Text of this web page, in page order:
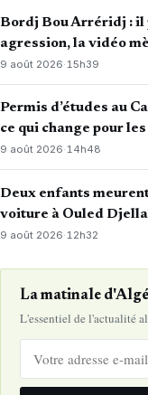
Bordj Bou Arréridj : il
agression, la vidéo
9 août 2026·15h39
Permis d’études au
ce qui change pour
9 août 2026·14h48
Deux enfants
voiture à Ouled
9 août 2026· 12h32
La matinale
L'essentiel de l'actualité